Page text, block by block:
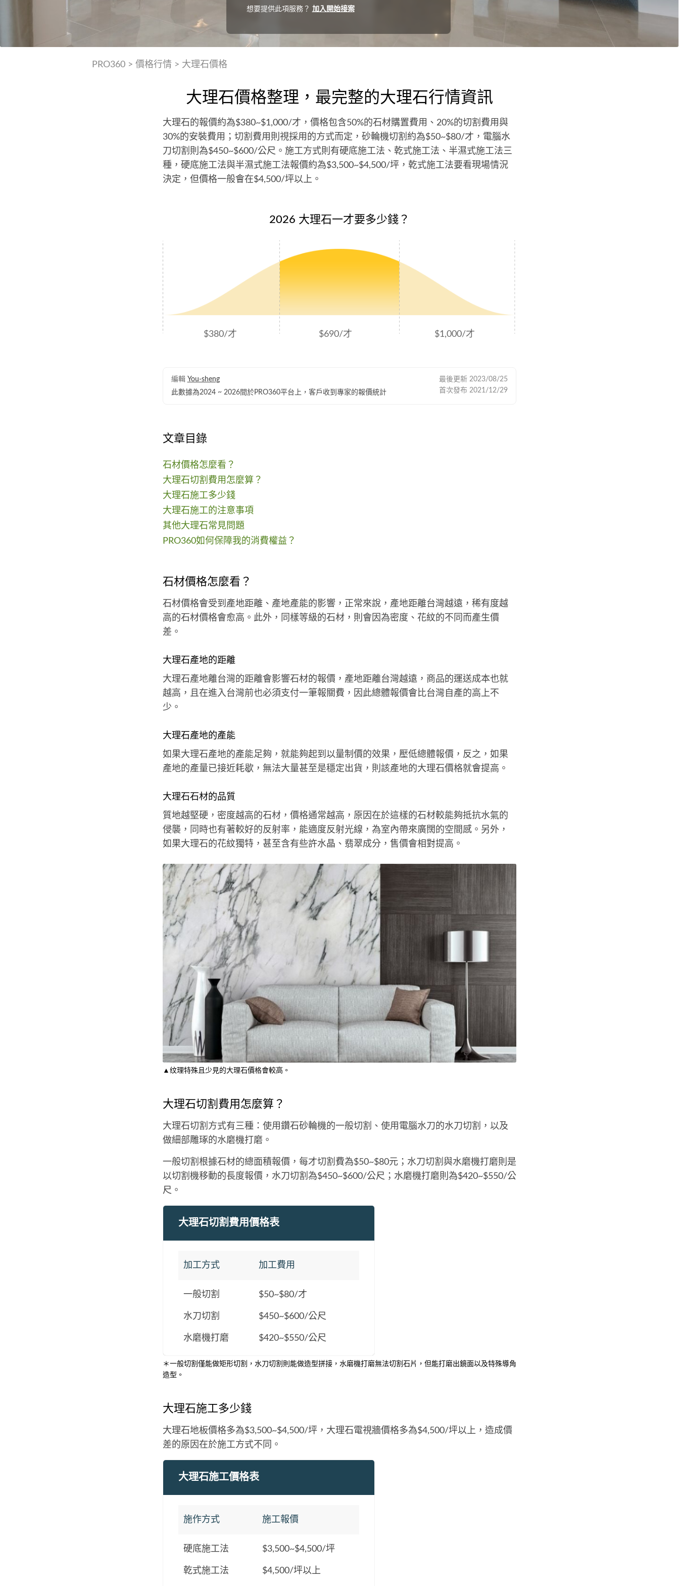
想要提供此項服務？ 加入開始接案
PRO360> 價格行情> 大理石價格
大理石價格整理，最完整的大理石行情資訊
大理石的報價約為$380~$1,000/才，價格包含50%的石材購置費用、20%的切割費用與
30%的安裝費用；切割費用則視採用的方式而定，砂輪機切割約為$50~$80/才，電腦水
刀切割則為$450~$600/公尺。施工方式則有硬底施工法、乾式施工法、半濕式施工法三
種，硬底施工法與半濕式施工法報價約為$3,500~$4,500/坪，乾式施工法要看現場情況
決定，但價格一般會在$4,500/坪以上。
2026 大理石一才要多少錢？
$380/才 $690/才 $1,000/才
編輯 You-sheng
此數據為2024 ~ 2026間於PRO360平台上，客戶收到專家的報價統計
最後更新 2023/08/25
首次發布 2021/12/29
文章目錄
石材價格怎麼看？
大理石切割費用怎麼算？
大理石施工多少錢
大理石施工的注意事項
其他大理石常見問題
PRO360如何保障我的消費權益？
石材價格怎麼看？
石材價格會受到產地距離、產地產能的影響，正常來說，產地距離台灣越遠，稀有度越
高的石材價格會愈高。此外，同樣等級的石材，則會因為密度、花紋的不同而產生價
差。
大理石產地的距離
大理石產地離台灣的距離會影響石材的報價，產地距離台灣越遠，商品的運送成本也就
越高，且在進入台灣前也必須支付一筆報關費，因此總體報價會比台灣自產的高上不
少。
大理石產地的產能
如果大理石產地的產能足夠，就能夠起到以量制價的效果，壓低總體報價，反之，如果
產地的產量已接近耗歇，無法大量甚至是穩定出貨，則該產地的大理石價格就會提高。
大理石石材的品質
質地越堅硬，密度越高的石材，價格通常越高，原因在於這樣的石材較能夠抵抗水氣的
侵襲，同時也有著較好的反射率，能適度反射光線，為室內帶來廣闊的空間感。另外，
如果大理石的花紋獨特，甚至含有些許水晶、翡翠成分，售價會相對提高。
▲纹理特殊且少見的大理石價格會較高。
大理石切割費用怎麼算？
大理石切割方式有三種：使用鑽石砂輪機的一般切割、使用電腦水刀的水刀切割，以及
做細部雕琢的水磨機打磨。
一般切割根據石材的總面積報價，每才切割費為$50~$80元；水刀切割與水磨機打磨則是
以切割機移動的長度報價，水刀切割為$450~$600/公尺；水磨機打磨則為$420~$550/公
尺。
大理石切割費用價格表
加工方式 加工費用
一般切割 $50~$80/才
水刀切割 $450~$600/公尺
水磨機打磨 $420~$550/公尺
＊一般切割僅能做矩形切割，水刀切割則能做造型拼接，水磨機打磨無法切割石片，但能打磨出鏡面以及特殊導角
造型。
大理石施工多少錢
大理石地板價格多為$3,500~$4,500/坪，大理石電視牆價格多為$4,500/坪以上，造成價
差的原因在於施工方式不同。
大理石施工價格表
施作方式 施工報價
硬底施工法 $3,500~$4,500/坪
乾式施工法 $4,500/坪以上